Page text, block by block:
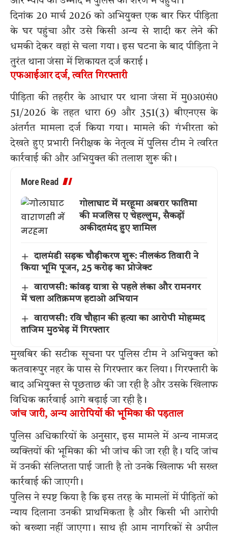
दिनांक 20 मार्च 2026 को अभियुक्त एक बार फिर पीड़िता
के घर पहुंचा और उसे किसी अन्य से शादी कर लेने की
धमकी देकर वहां से चला गया। इस घटना के बाद पीड़िता ने
तुरंत थाना जंसा में शिकायत दर्ज कराई।
एफआईआर दर्ज, त्वरित गिरफ्तारी
पीड़िता की तहरीर के आधार पर थाना जंसा में मु0अ0सं0
51/2026 के तहत धारा 69 और 351(3) बीएनएस के
अंतर्गत मामला दर्ज किया गया। मामले की गंभीरता को
देखते हुए प्रभारी निरीक्षक के नेतृत्व में पुलिस टीम ने त्वरित
कार्रवाई की और अभियुक्त की तलाश शुरू की।
More Read
गोलाघाट में मरहूमा अबरार फातिमा
की मजलिस ए चेहल्लुम, सैकड़ों
अकीदतमंद हुए शामिल
दालमंडी सड़क चौड़ीकरण शुरू: नीलकंठ तिवारी ने
किया भूमि पूजन, 25 करोड़ का प्रोजेक्ट
वाराणसी: कांवड़ यात्रा से पहले लंका और रामनगर
में चला अतिक्रमण हटाओ अभियान
वाराणसी: रवि चौहान की हत्या का आरोपी मोहम्मद
ताजिम मुठभेड़ में गिरफ्तार
मुखबिर की सटीक सूचना पर पुलिस टीम ने अभियुक्त को
कतवारूपुर नहर के पास से गिरफ्तार कर लिया। गिरफ्तारी के
बाद अभियुक्त से पूछताछ की जा रही है और उसके खिलाफ
विधिक कार्रवाई आगे बढ़ाई जा रही है।
जांच जारी, अन्य आरोपियों की भूमिका की पड़ताल
पुलिस अधिकारियों के अनुसार, इस मामले में अन्य नामजद
व्यक्तियों की भूमिका की भी जांच की जा रही है। यदि जांच
में उनकी संलिप्तता पाई जाती है तो उनके खिलाफ भी सख्त
कार्रवाई की जाएगी।
पुलिस ने स्पष्ट किया है कि इस तरह के मामलों में पीड़ितों को
न्याय दिलाना उनकी प्राथमिकता है और किसी भी आरोपी
को बख्शा नहीं जाएगा। साथ ही आम नागरिकों से अपील